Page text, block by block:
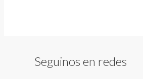
Seguinos en redes